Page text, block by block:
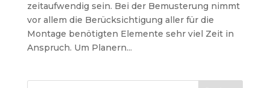
zeitaufwendig sein. Bei der Bemusterung nimmt
vor allem die Berücksichtigung aller für die
Montage benötigten Elemente sehr viel Zeit in
Anspruch. Um Planern...